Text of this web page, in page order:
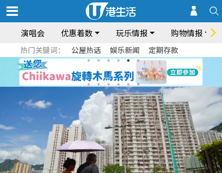
演唱会 优惠着数 玩乐情报 购物情报
热门关键词： 公屋热话 娱乐新闻 定期存款